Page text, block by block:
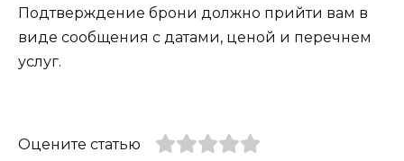
Подтверждение брони должно прийти вам в
виде сообщения с датами, ценой и перечнем
услуг.
Оцените статью